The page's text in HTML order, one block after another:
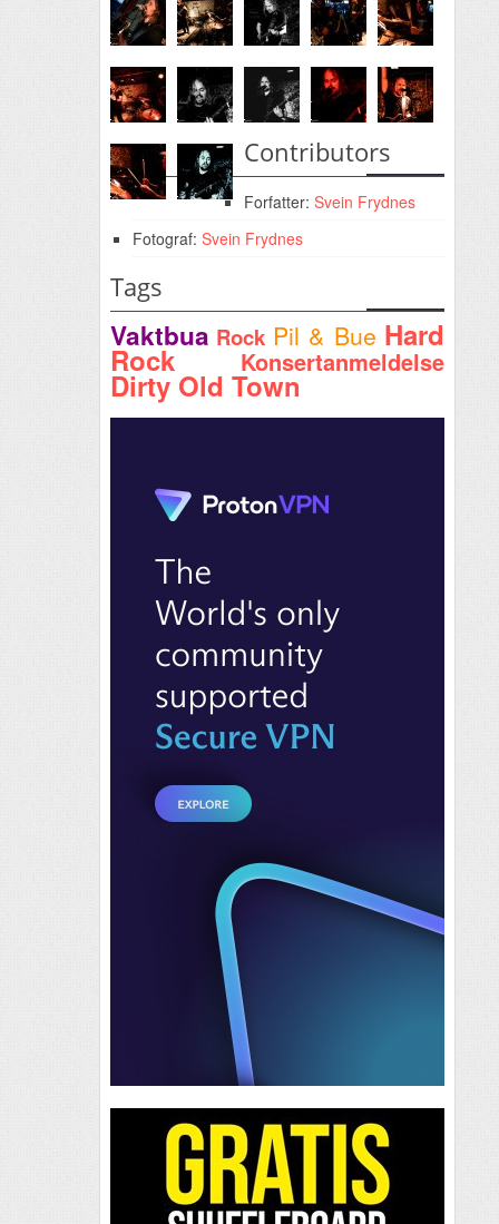
Contributors
Forfatter: Svein Frydnes
Fotograf: Svein Frydnes
Tags
Vaktbua Rock Pil & Bue Hard
Rock Konsertanmeldelse
Dirty Old Town